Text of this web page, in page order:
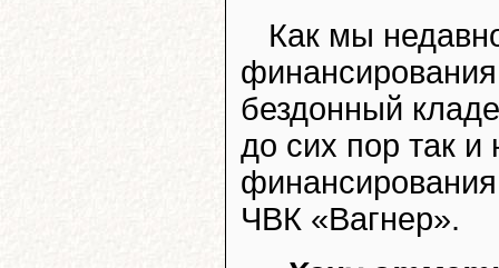
Как мы
бездонный
до сих пор так
ЧВК «Вагнер».